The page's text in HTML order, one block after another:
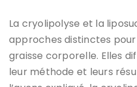
La cryolipolyse et la
approches distinctes
graisse corporelle. Elles
leur méthode et leurs